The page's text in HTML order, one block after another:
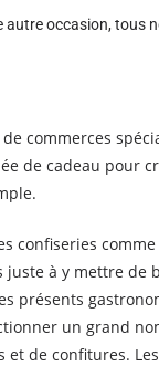
autre occasion,
commerces
de cadeau pour
confiseries
juste à y mettre
présents
un grand
de confitures.